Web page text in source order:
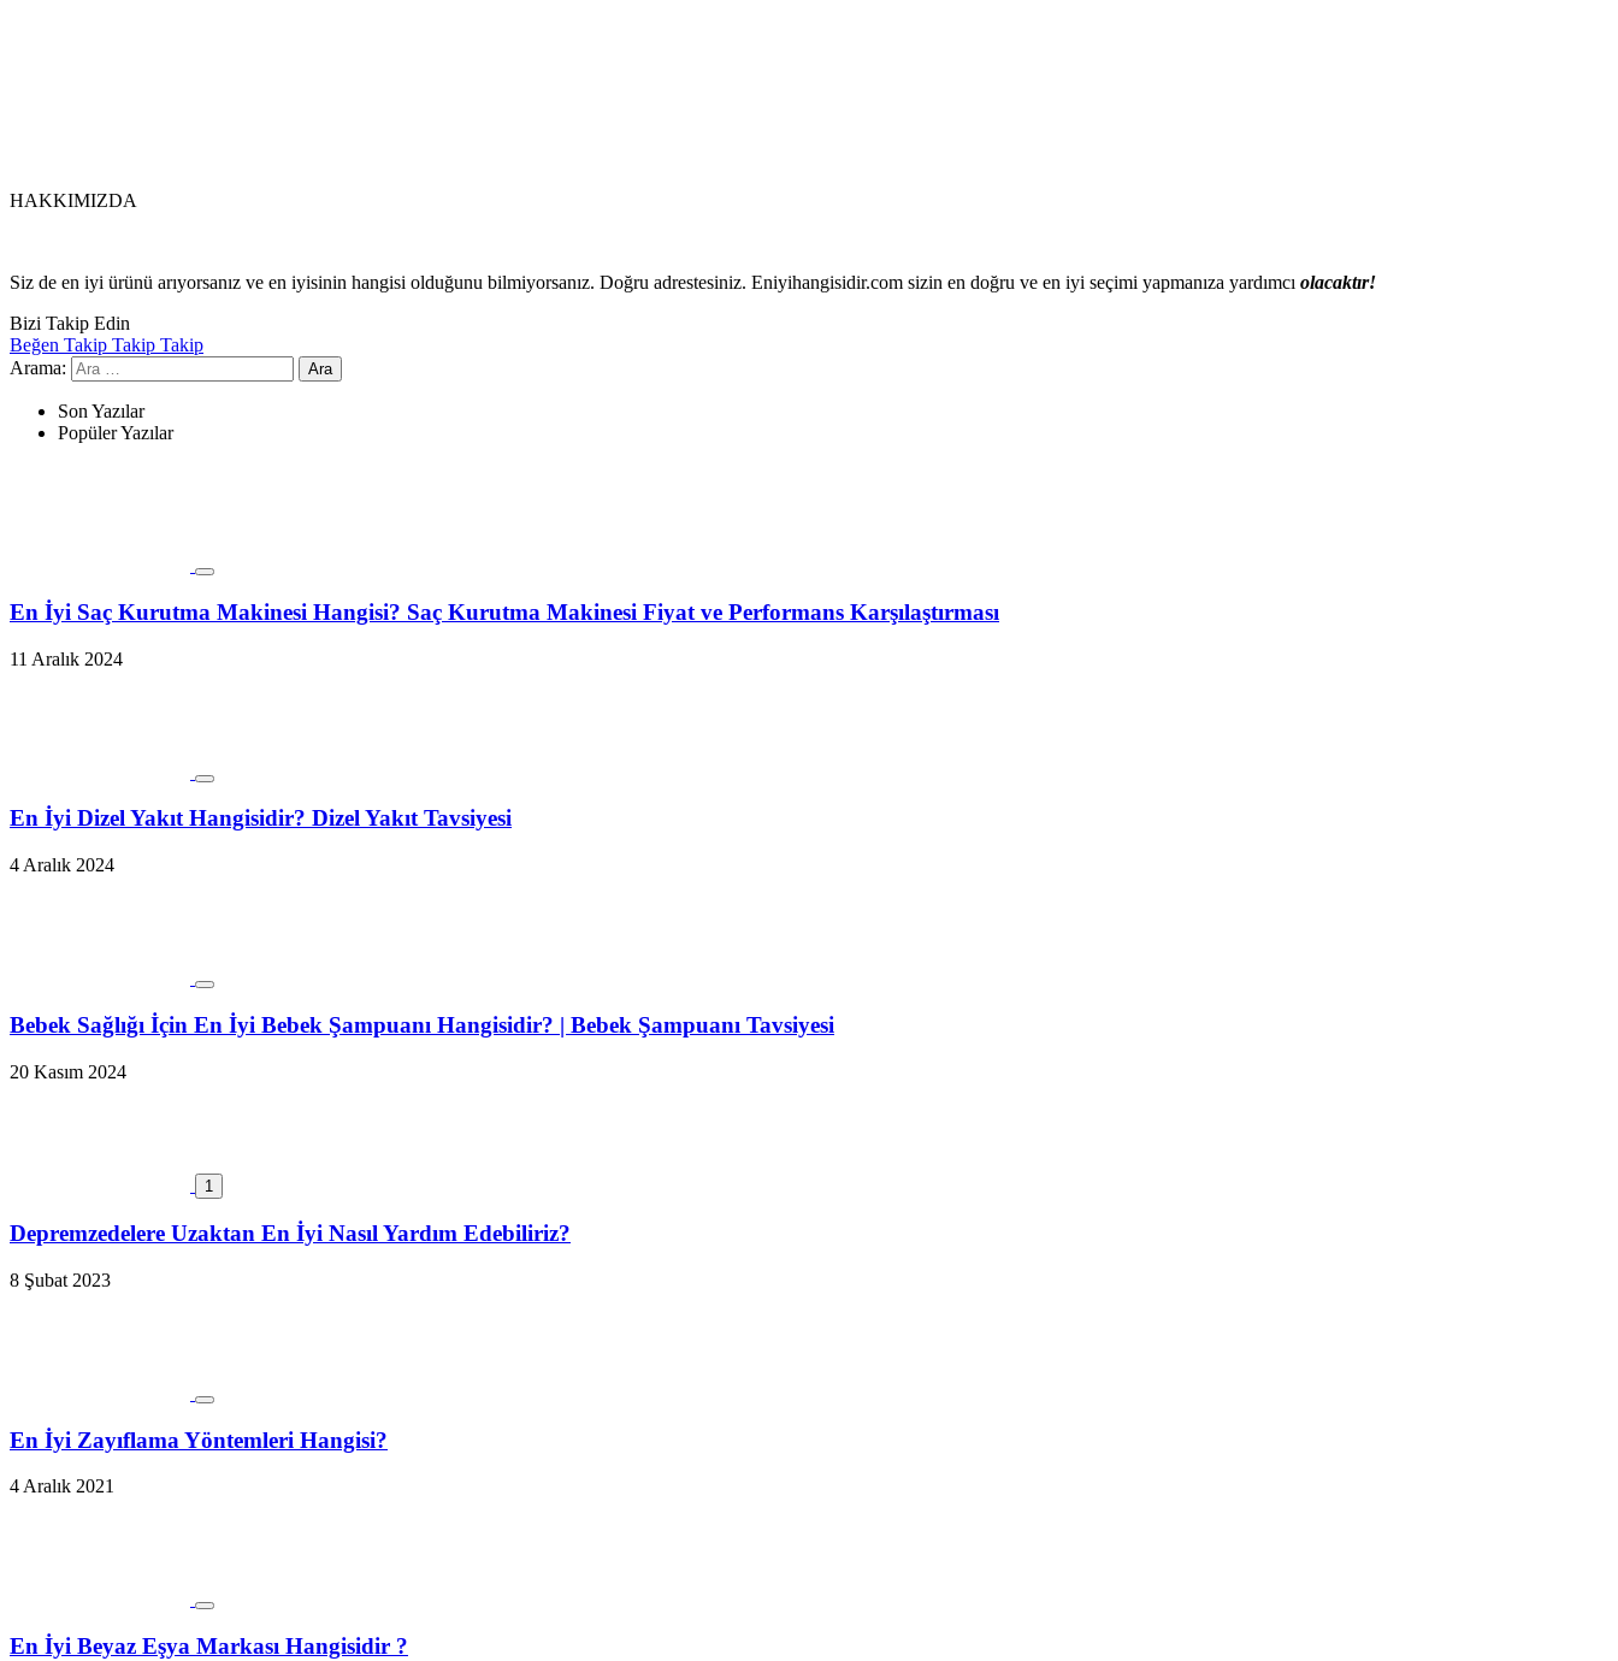
HAKKIMIZDA
Siz de en iyi ürünü arıyorsanız ve en iyisinin hangisi olduğunu bilmiyorsanız. Doğru adrestesiniz. Eniyihangisidir.com sizin en doğru ve en iyi seçimi yapmanıza yardımcı olacaktır!
Bizi Takip Edin
Beğen Takip Takip Takip
Arama:
Son Yazılar
Popüler Yazılar
En İyi Saç Kurutma Makinesi Hangisi? Saç Kurutma Makinesi Fiyat ve Performans Karşılaştırması
11 Aralık 2024
En İyi Dizel Yakıt Hangisidir? Dizel Yakıt Tavsiyesi
4 Aralık 2024
Bebek Sağlığı İçin En İyi Bebek Şampuanı Hangisidir? | Bebek Şampuanı Tavsiyesi
20 Kasım 2024
1
Depremzedelere Uzaktan En İyi Nasıl Yardım Edebiliriz?
8 Şubat 2023
En İyi Zayıflama Yöntemleri Hangisi?
4 Aralık 2021
En İyi Beyaz Eşya Markası Hangisidir ?